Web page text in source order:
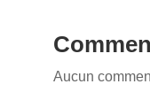
Aucun